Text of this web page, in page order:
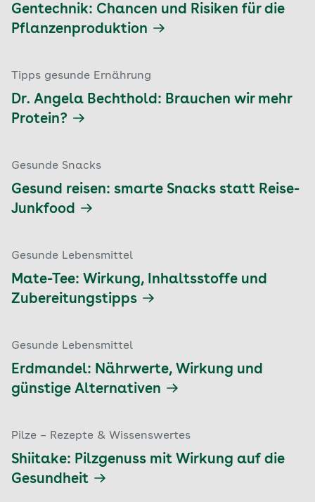
Gentechnik: Chancen und Risiken für die
Pflanzenproduktion
Tipps gesunde Ernährung
Dr. Angela Bechthold: Brauchen wir mehr
Protein?
Gesunde Snacks
Gesund reisen: smarte Snacks statt Reise-
Junkfood
Gesunde Lebensmittel
Mate-Tee: Wirkung, Inhaltsstoffe und
Zubereitungstipps
Gesunde Lebensmittel
Erdmandel: Nährwerte, Wirkung und
günstige Alternativen
Pilze – Rezepte & Wissenswertes
Shiitake: Pilzgenuss mit Wirkung auf die
Gesundheit